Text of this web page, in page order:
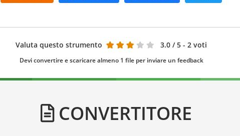
Valuta questo strumento 3.0 / 5 - 2 voti
Devi convertire e scaricare almeno 1 file per inviare un feedback
CONVERTITORE